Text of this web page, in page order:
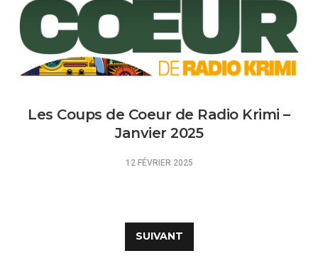
Les Coups de Coeur de Radio Krimi –
Janvier 2025
12 FÉVRIER 2025
SUIVANT